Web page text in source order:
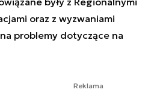
oraz z wyzwaniami
problemy dotyczące na
Reklama